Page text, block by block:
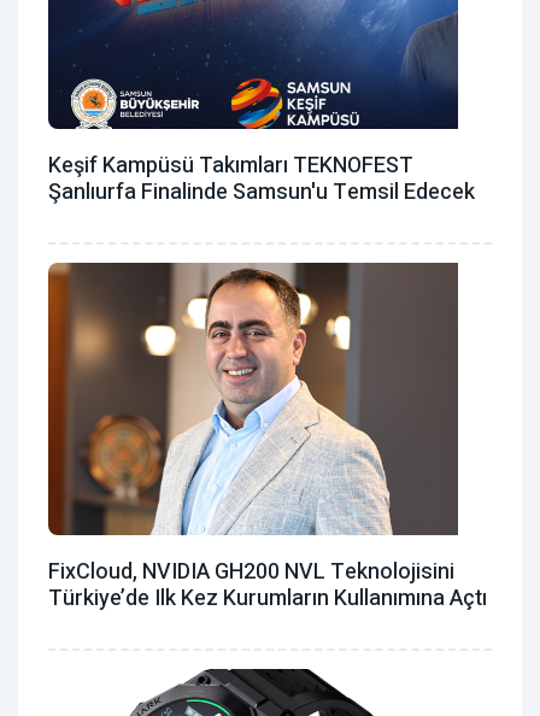
Keşif Kampüsü Takımları TEKNOFEST
Şanlıurfa Finalinde Samsun'u Temsil Edecek
FixCloud, NVIDIA GH200 NVL Teknolojisini
Türkiye’de Ilk Kez Kurumların Kullanımına Açtı